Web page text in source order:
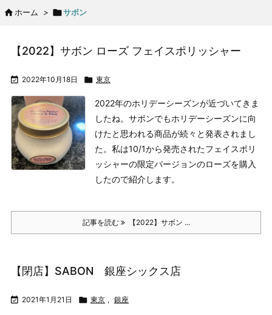
 ホーム > サボン
【2022】サボン ローズ フェイスポリッシャー
 2022年10月18日  東京
2022年のホリデーシーズンが近づいてきま
したね。サボンでもホリデーシーズンに向
けたと思われる商品が続々と発表されまし
た。 私は10/1から発売されたフェイスポリ
ッシャーの限定バージョンのローズを購入
したので紹介します。
記事を読む 【2022】サボン ...
【閉店】SABON 銀座シックス店
 2021年1月21日  東京 , 銀座